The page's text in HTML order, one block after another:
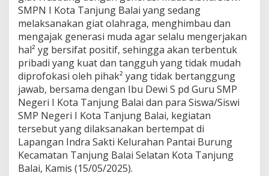
P
e
r
s
o
e
l
K
o
r
a
m
i
l
0
SMPN I Kota Tanjung Balai yang sedang
melaksanakan giat olahraga, menghimbau dan
mengajak generasi muda agar selalu mengerjakan
hal² yg bersifat positif, sehingga akan terbentuk
pribadi yang kuat dan tangguh yang tidak mudah
diprofokasi oleh pihak² yang tidak bertanggung
jawab, bersama dengan Ibu Dewi S pd Guru SMP
Negeri I Kota Tanjung Balai dan para Siswa/Siswi
SMP Negeri I Kota Tanjung Balai, kegiatan
tersebut yang dilaksanakan bertempat di
Lapangan Indra Sakti Kelurahan Pantai Burung
Kecamatan Tanjung Balai Selatan Kota Tanjung
Balai, Kamis (15/05/2025).